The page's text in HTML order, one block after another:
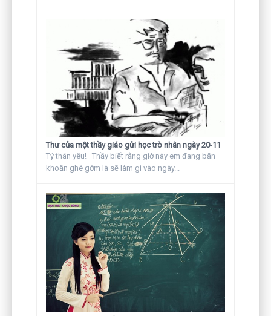
Thư của một thầy giáo gửi học trò nhân ngày 20-11
Tý thân yêu! Thầy biết rằng giờ này em đang băn
khoăn ghê gớm là sẽ làm gì vào ngày...